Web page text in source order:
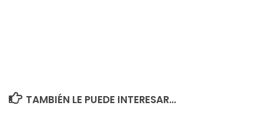
TAMBIÉN LE PUEDE INTERESAR...